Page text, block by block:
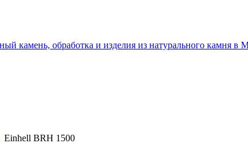
Einhell BRH 1500